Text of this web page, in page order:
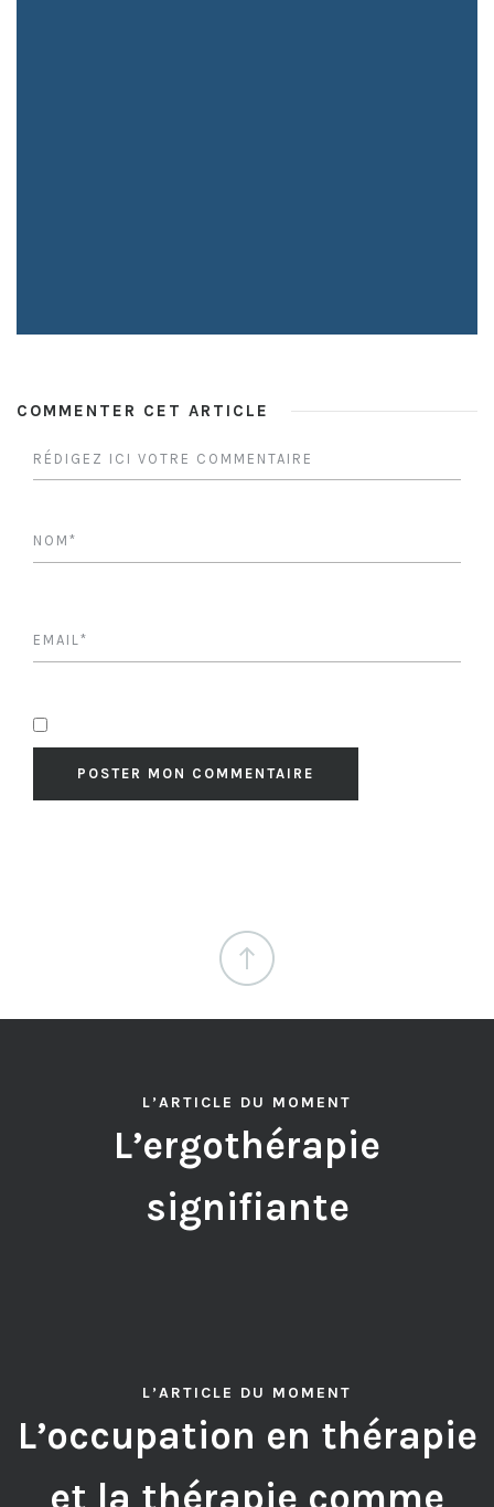
COMMENTER CET ARTICLE
L’ARTICLE DU MOMENT
L’ergothérapie
signifiante
L’ARTICLE DU MOMENT
L’occupation en thérapie
et la thérapie comme